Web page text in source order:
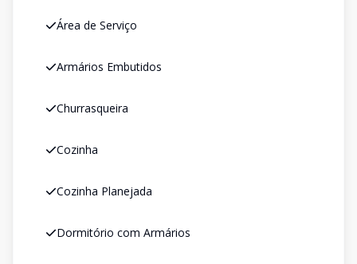
Área de Serviço
Armários Embutidos
Churrasqueira
Cozinha
Cozinha Planejada
Dormitório com Armários